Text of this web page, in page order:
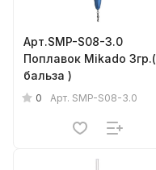
Арт.SMP-S08-3.0
Поплавок Mikado 3гр.(
бальза )
0 Арт. SMP-S08-3.0